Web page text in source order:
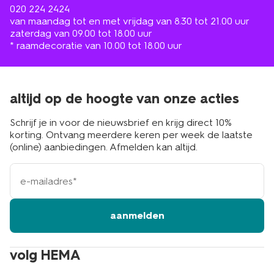
020 224 2424
van maandag tot en met vrijdag van 8.30 tot 21.00 uur
zaterdag van 09.00 tot 18.00 uur
* raamdecoratie van 10.00 tot 18.00 uur
volg HEMA
altijd op de hoogte van onze acties
Schrijf je in voor de nieuwsbrief en krijg direct 10%
korting. Ontvang meerdere keren per week de laatste
(online) aanbiedingen. Afmelden kan altijd.
e-
mailadres
aanmelden